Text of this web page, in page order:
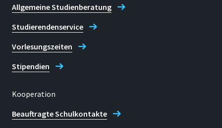
Allgemeine Studienberatung
Studierendenservice
Vorlesungszeiten
Stipendien
Kooperation
Beauftragte Schulkontakte